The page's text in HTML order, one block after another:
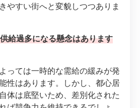
やすい街へと変貌しつつありま
給過多になる懸念はあります
っては一時的な需給の緩みが発
性はあります。しかし、都心居
体は底堅いため、差別化された